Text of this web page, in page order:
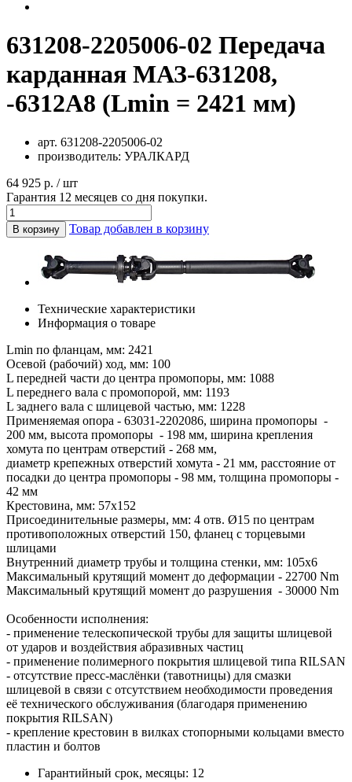
631208-2205006-02 Передача
карданная МАЗ-631208,
-6312А8 (Lmin = 2421 мм)
арт. 631208-2205006-02
производитель: УРАЛКАРД
64 925 р. / шт
Гарантия 12 месяцев со дня покупки.
В корзину Товар добавлен в корзину
Технические характеристики
Информация о товаре
Lmin по фланцам, мм: 2421
Осевой (рабочий) ход, мм: 100
L передней части до центра промопоры, мм: 1088
L переднего вала с промопорой, мм: 1193
L заднего вала с шлицевой частью, мм: 1228
Применяемая опора - 63031-2202086, ширина промопоры -
200 мм, высота промопоры - 198 мм, ширина крепления
хомута по центрам отверстий - 268 мм,
диаметр крепежных отверстий хомута - 21 мм, расстояние от
посадки до центра промопоры - 98 мм, толщина промопоры -
42 мм
Крестовина, мм: 57х152
Присоединительные размеры, мм: 4 отв. Ø15 по центрам
противоположных отверстий 150, фланец с торцевыми
шлицами
Внутренний диаметр трубы и толщина стенки, мм: 105х6
Максимальный крутящий момент до деформации - 22700 Nm
Максимальный крутящий момент до разрушения - 30000 Nm
Особенности исполнения:
- применение телескопической трубы для защиты шлицевой
от ударов и воздействия абразивных частиц
- применение полимерного покрытия шлицевой типа RILSAN
- отсутствие пресс-маслёнки (тавотницы) для смазки
шлицевой в связи с отсутствием необходимости проведения
её технического обслуживания (благодаря применению
покрытия RILSAN)
- крепление крестовин в вилках стопорными кольцами вместо
пластин и болтов
Гарантийный срок, месяцы: 12